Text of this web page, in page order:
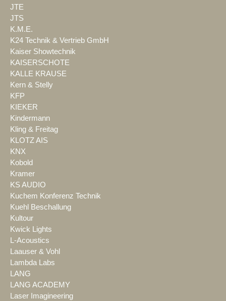
JTE
JTS
K.M.E.
K24 Technik & Vertrieb GmbH
Kaiser Showtechnik
KAISERSCHOTE
KALLE KRAUSE
Kern & Stelly
KFP
KIEKER
Kindermann
Kling & Freitag
KLOTZ AIS
KNX
Kobold
Kramer
KS AUDIO
Kuchem Konferenz Technik
Kuehl Beschallung
Kultour
Kwick Lights
L-Acoustics
Laauser & Vohl
Lambda Labs
LANG
LANG ACADEMY
Laser Imagineering